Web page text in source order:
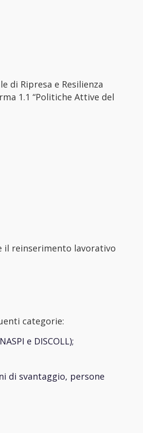
di Ripresa e Resilienza
1.1 “Politiche Attive del
il reinserimento lavorativo
categorie:
e DISCOLL);
di svantaggio, persone